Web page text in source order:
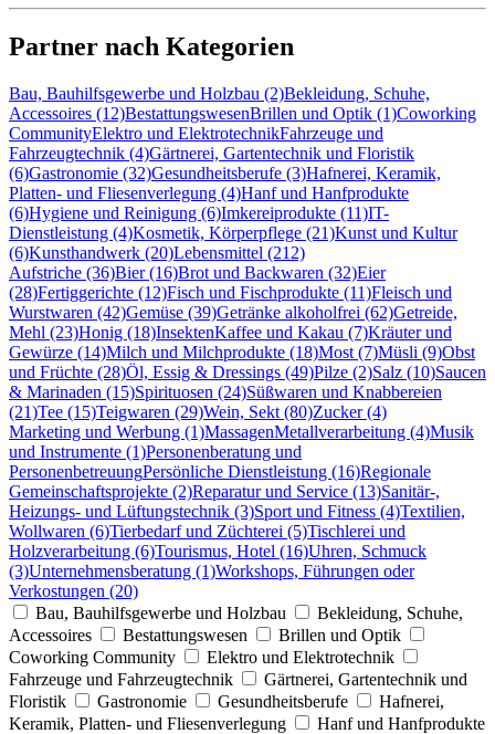
Partner nach Kategorien
Bau, Bauhilfsgewerbe und Holzbau (2)Bekleidung, Schuhe,
Accessoires (12)BestattungswesenBrillen und Optik (1)Coworking
CommunityElektro und ElektrotechnikFahrzeuge und
Fahrzeugtechnik (4)Gärtnerei, Gartentechnik und Floristik
(6)Gastronomie (32)Gesundheitsberufe (3)Hafnerei, Keramik,
Platten- und Fliesenverlegung (4)Hanf und Hanfprodukte
(6)Hygiene und Reinigung (6)Imkereiprodukte (11)IT-
Dienstleistung (4)Kosmetik, Körperpflege (21)Kunst und Kultur
(6)Kunsthandwerk (20)Lebensmittel (212)
Aufstriche (36)Bier (16)Brot und Backwaren (32)Eier
(28)Fertiggerichte (12)Fisch und Fischprodukte (11)Fleisch und
Wurstwaren (42)Gemüse (39)Getränke alkoholfrei (62)Getreide,
Mehl (23)Honig (18)InsektenKaffee und Kakau (7)Kräuter und
Gewürze (14)Milch und Milchprodukte (18)Most (7)Müsli (9)Obst
und Früchte (28)Öl, Essig & Dressings (49)Pilze (2)Salz (10)Saucen
& Marinaden (15)Spirituosen (24)Süßwaren und Knabbereien
(21)Tee (15)Teigwaren (29)Wein, Sekt (80)Zucker (4)
Marketing und Werbung (1)MassagenMetallverarbeitung (4)Musik
und Instrumente (1)Personenberatung und
PersonenbetreuungPersönliche Dienstleistung (16)Regionale
Gemeinschaftsprojekte (2)Reparatur und Service (13)Sanitär-,
Heizungs- und Lüftungstechnik (3)Sport und Fitness (4)Textilien,
Wollwaren (6)Tierbedarf und Züchterei (5)Tischlerei und
Holzverarbeitung (6)Tourismus, Hotel (16)Uhren, Schmuck
(3)Unternehmensberatung (1)Workshops, Führungen oder
Verkostungen (20)
Bau, Bauhilfsgewerbe und Holzbau
Bekleidung, Schuhe,
Accessoires
Bestattungswesen
Brillen und Optik
Coworking Community
Elektro und Elektrotechnik
Fahrzeuge und Fahrzeugtechnik
Gärtnerei, Gartentechnik und
Floristik
Gastronomie Gesundheitsberufe
Hafnerei,
Keramik, Platten- und Fliesenverlegung
Hanf und Hanfprodukte